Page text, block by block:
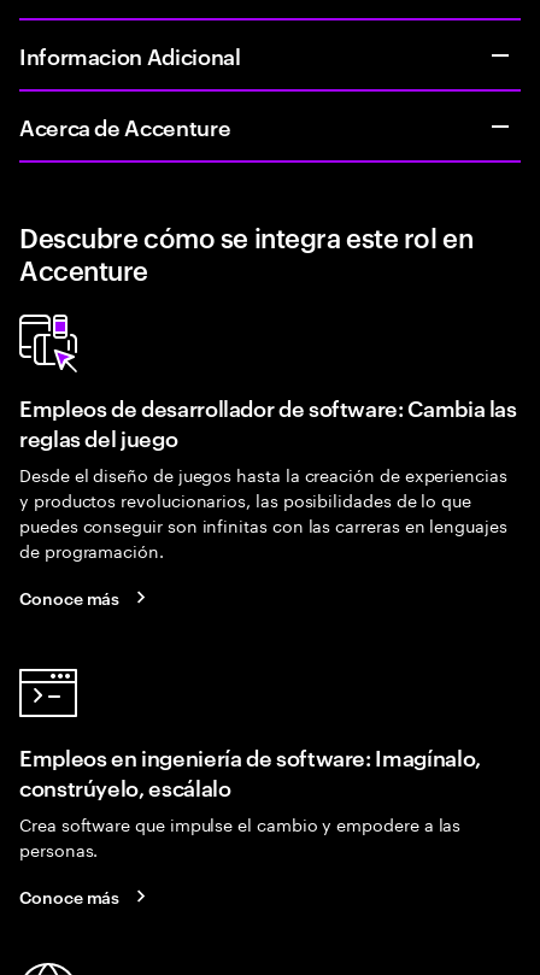
Informacion Adicional
Acerca de Accenture
Descubre cómo se integra este rol en
Accenture
Empleos de desarrollador de software: Cambia las
reglas del juego
Desde el diseño de juegos hasta la creación de experiencias
y productos revolucionarios, las posibilidades de lo que
puedes conseguir son infinitas con las carreras en lenguajes
de programación.
Conoce más
Empleos en ingeniería de software: Imagínalo,
constrúyelo, escálalo
Crea software que impulse el cambio y empodere a las
personas.
Conoce más